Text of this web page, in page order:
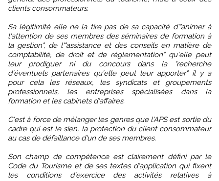
clients consommateurs.
Sa légitimité elle ne la tire pas de sa capacité d'"animer à
l'attention de ses membres des séminaires de formation à
la gestion", de l'"assistance et des conseils en matière de
comptabilité, de droit et de réglementation" qu'elle peut
leur prodiguer ni du concours dans la "recherche
d'éventuels partenaires qu'elle peut leur apporter" il y a
pour cela les réseaux, les syndicats et groupements
professionnels, les entreprises spécialisées dans la
formation et les cabinets d'affaires.
C'est à force de mélanger les genres que l'APS est sortie du
cadre qui est le sien, la protection du client consommateur
au cas de défaillance d'un de ses membres.
Son champ de compétence est clairement défini par le
Code du Tourisme et de ses textes d'application qui fixent
les conditions d'exercice des activités relatives à